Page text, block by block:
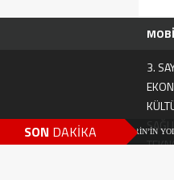
3.
SON DAKİKA
ARTIK FERHAT İLE ŞİRİN’İN YOLUNA